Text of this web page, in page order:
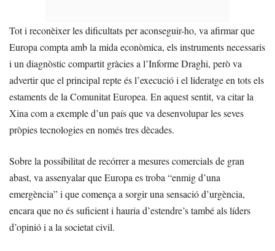
Tot i reconèixer les dificultats per aconseguir-ho, va afirmar que
Europa compta amb la mida econòmica, els instruments necessaris
i un diagnòstic compartit gràcies a l’Informe Draghi, però va
advertir que el principal repte és l’execució i el lideratge en tots els
estaments de la Comunitat Europea. En aquest sentit, va citar la
Xina com a exemple d’un país que va desenvolupar les seves
pròpies tecnologies en només tres dècades.
Sobre la possibilitat de recórrer a mesures comercials de gran
abast, va assenyalar que Europa es troba “enmig d’una
emergència” i que comença a sorgir una sensació d’urgència,
encara que no és suficient i hauria d’estendre’s també als líders
d’opinió i a la societat civil.